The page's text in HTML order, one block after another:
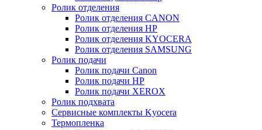
Ролик отделения
Ролик отделения CANON
Ролик отделения HP
Ролик отделения KYOCERA
Ролик отделения SAMSUNG
Ролик подачи
Ролик подачи Canon
Ролик подачи HP
Ролик подачи XEROX
Ролик подхвата
Сервисные комплекты Kyocera
Термопленка